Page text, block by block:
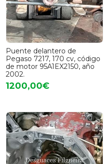
Puente delantero de
Pegaso 7217, 170 cv, código
de motor 95A1EX2150, año
2002.
1200,00€